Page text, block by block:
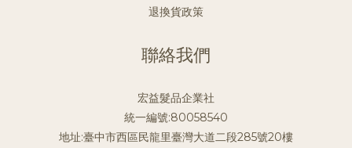
退換貨政策
聯絡我們
宏益髮品企業社
統一編號:80058540
地址:臺中市西區民龍里臺灣大道二段285號20樓